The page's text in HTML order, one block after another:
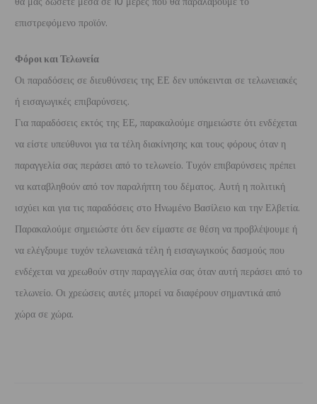
επιστρεφόμενο προϊόν.
Φόροι και Τελωνεία
Οι παραδόσεις σε διευθύνσεις της ΕΕ δεν υπόκεινται σε τελωνειακές
ή εισαγωγικές επιβαρύνσεις.
Για παραδόσεις εκτός της ΕΕ, παρακαλούμε σημειώστε ότι ενδέχεται
να είστε υπεύθυνοι για τα τέλη διακίνησης και τους φόρους όταν η
παραγγελία σας περάσει από το τελωνείο. Τυχόν επιβαρύνσεις πρέπει
να καταβληθούν από τον παραλήπτη του δέματος. Αυτή η πολιτική
ισχύει και για τις παραδόσεις στο Ηνωμένο Βασίλειο και την Ελβετία.
Παρακαλούμε σημειώστε ότι δεν είμαστε σε θέση να προβλέψουμε ή
να ελέγξουμε τυχόν τελωνειακά τέλη ή εισαγωγικούς δασμούς που
ενδέχεται να χρεωθούν στην παραγγελία σας όταν αυτή περάσει από το
τελωνείο. Οι χρεώσεις αυτές μπορεί να διαφέρουν σημαντικά από
χώρα σε χώρα.